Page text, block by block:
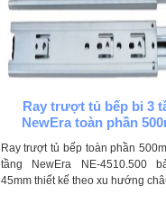
Ray trượt tủ bếp bi 3
NewEra toàn phần
Ray trượt tủ bếp toàn phần
tầng NewEra NE-4510.500
45mm thiết kế theo xu hướng